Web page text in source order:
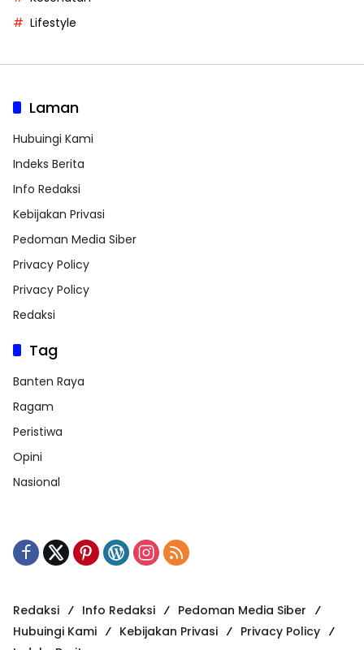
Lifestyle
Laman
Hubuingi Kami
Indeks Berita
Info Redaksi
Kebijakan Privasi
Pedoman Media Siber
Privacy Policy
Privacy Policy
Redaksi
Tag
Banten Raya
Ragam
Peristiwa
Opini
Nasional
Redaksi Info Redaksi
Pedoman Media Siber
Hubuingi Kami
Kebijakan Privasi
Privacy Policy